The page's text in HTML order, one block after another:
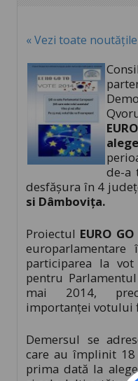
« Vezi toate noutățile
de-a
desfășura în 4
si Dâmbovița.
Proiectul EURO
participarea la
pentru
mai 2014,
importanței votului
Demersul se
care au împlinit 18
prima dată la